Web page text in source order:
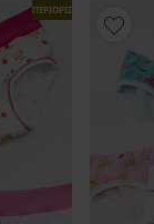
ΠΕΡΙΟΡΙΣΜΕΝΑ